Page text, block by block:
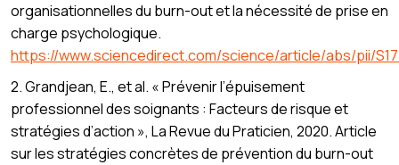
organisationnelles du burn-out et la nécessité de prise en
charge psychologique.
https://www.sciencedirect.com/science/article/abs/pii/
2. Grandjean, E., et al. « Prévenir l’épuisement
professionnel des soignants : Facteurs de risque et
stratégies d’action », La Revue du Praticien, 2020. Article
sur les stratégies concrètes de prévention du burn-out